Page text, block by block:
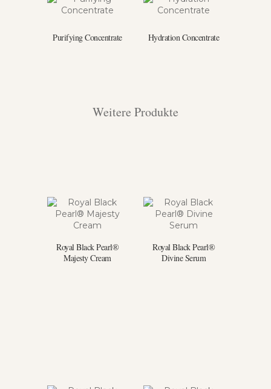
Purifying Concentrate Hydration Concentrate
Weitere Produkte
Royal Black Pearl®
Majesty Cream
Royal Black Pearl®
Divine Serum